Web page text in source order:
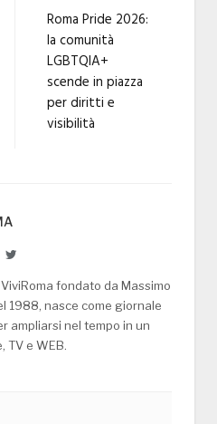
Roma Pride 2026:
la comunità
LGBTQIA+
scende in piazza
per diritti e
visibilità
Twitter
fondato da Massimo
1988, nasce come giornale
ampliarsi nel tempo in un
TV e WEB.